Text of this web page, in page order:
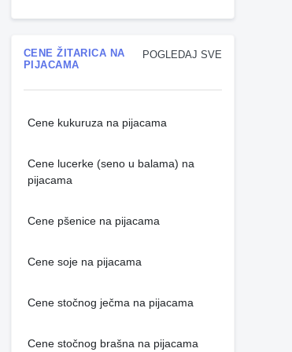
POGLEDAJ SVE
CENE ŽITARICA NA
PIJACAMA
Cene kukuruza na pijacama
Cene lucerke (seno u balama) na
pijacama
Cene pšenice na pijacama
Cene soje na pijacama
Cene stočnog ječma na pijacama
Cene stočnog brašna na pijacama